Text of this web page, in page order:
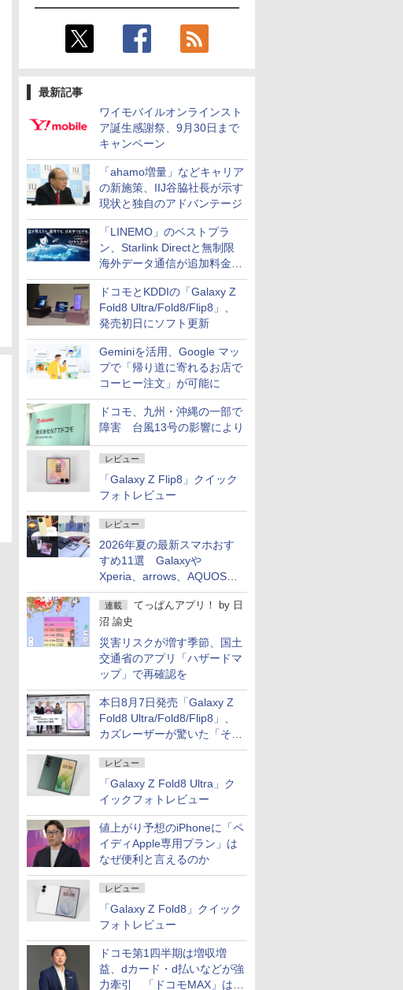
最新記事
ワイモバイルオンラインスト
ア誕生感謝祭、9月30日まで
キャンペーン
「ahamo増量」などキャリア
の新施策、IIJ谷脇社長が示す
現状と独自のアドバンテージ
「LINEMO」のベストプラ
ン、Starlink Directと無制限
海外データ通信が追加料金な
しに
ドコモとKDDIの「Galaxy Z
Fold8 Ultra/Fold8/Flip8」、
発売初日にソフト更新
Geminiを活用、Google マッ
プで「帰り道に寄れるお店で
コーヒー注文」が可能に
ドコモ、九州・沖縄の一部で
障害 台風13号の影響により
レビュー
「Galaxy Z Flip8」クイック
フォトレビュー
レビュー
2026年夏の最新スマホおす
すめ11選 Galaxyや
Xperia、arrows、AQUOSな
ど注目機種の特徴は
連載 てっぱんアプリ！ by 日
沼 諭史
災害リスクが増す季節、国土
交通省のアプリ「ハザードマ
ップ」で再確認を
本日8月7日発売「Galaxy Z
Fold8 Ultra/Fold8/Flip8」、
カズレーザーが驚いた「そば
屋のメニュー並みの薄さ」
レビュー
「Galaxy Z Fold8 Ultra」ク
イックフォトレビュー
値上がり予想のiPhoneに「ペ
イディApple専用プラン」は
なぜ便利と言えるのか
レビュー
「Galaxy Z Fold8」クイック
フォトレビュー
ドコモ第1四半期は増収増
益、dカード・d払いなどが強
力牽引 「ドコモMAX」は